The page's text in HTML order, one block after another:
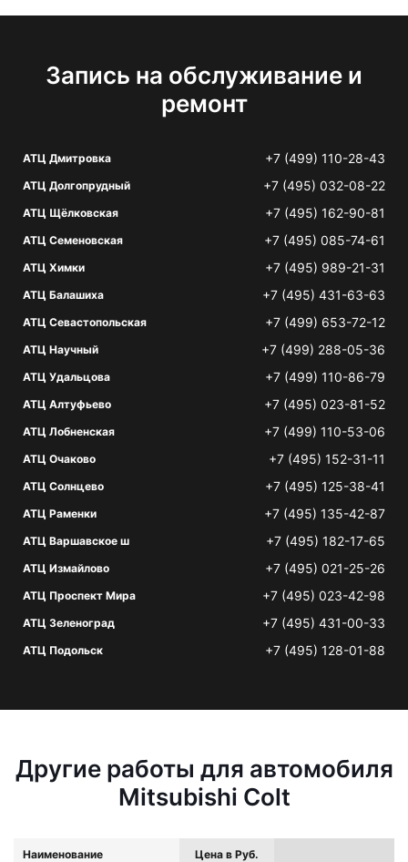
Запись на обслуживание и
ремонт
АТЦ Дмитровка +7 (499) 110-28-43
АТЦ Долгопрудный +7 (495) 032-08-22
АТЦ Щёлковская +7 (495) 162-90-81
АТЦ Семеновская +7 (495) 085-74-61
АТЦ Химки +7 (495) 989-21-31
АТЦ Балашиха +7 (495) 431-63-63
АТЦ Севастопольская +7 (499) 653-72-12
АТЦ Научный +7 (499) 288-05-36
АТЦ Удальцова +7 (499) 110-86-79
АТЦ Алтуфьево +7 (495) 023-81-52
АТЦ Лобненская +7 (499) 110-53-06
АТЦ Очаково +7 (495) 152-31-11
АТЦ Солнцево +7 (495) 125-38-41
АТЦ Раменки +7 (495) 135-42-87
АТЦ Варшавское ш +7 (495) 182-17-65
АТЦ Измайлово +7 (495) 021-25-26
АТЦ Проспект Мира +7 (495) 023-42-98
АТЦ Зеленоград +7 (495) 431-00-33
АТЦ Подольск +7 (495) 128-01-88
Другие работы для автомобиля
Mitsubishi Colt
Наименование Цена в Руб.